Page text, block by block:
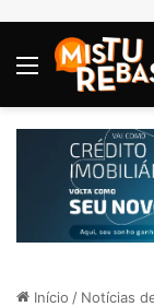
Menu
Início / Notícias